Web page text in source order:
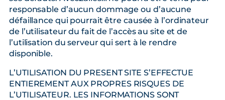
responsable d’aucun dommage ou d’aucune
défaillance qui pourrait être causée à l’ordinateur
de l’utilisateur du fait de l’accès au site et de
l’utilisation du serveur qui sert à le rendre
disponible.
L’UTILISATION DU PRESENT SITE S’EFFECTUE
ENTIEREMENT AUX PROPRES RISQUES DE
L’UTILISATEUR. LES INFORMATIONS SONT